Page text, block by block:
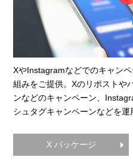
XやInstagramなどでのキャン
組みをご提供。Xのリポストや
ンなどのキャンペーン、
シュタグキャンペーンなどを運
X パッケージ